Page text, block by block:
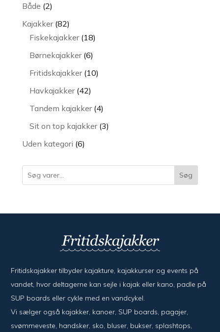
Både 22
varer
Kajakker 8282
varer
Fiskekajakker 1818
Børnekajakker 66
varer
Fritidskajakker 1010
Havkajakker 4242
varer
Tandem kajakker 44
varer
Sit on top kajakker 33
Uden kategori 66
Søg
Fritidskajakker tilbyder kajak­ture, kajak­kurser og events på
vandet, hvor del­ta­ger­ne kan sejle i kajak eller kano, padle på
SUP boards eller cykle med en vand­cykel.
Vi sælger også kajak­ker, kanoer, SUP boards, pagajer,
svømme­veste, hand­sker, sko, bluser, bukser, splash­tops,